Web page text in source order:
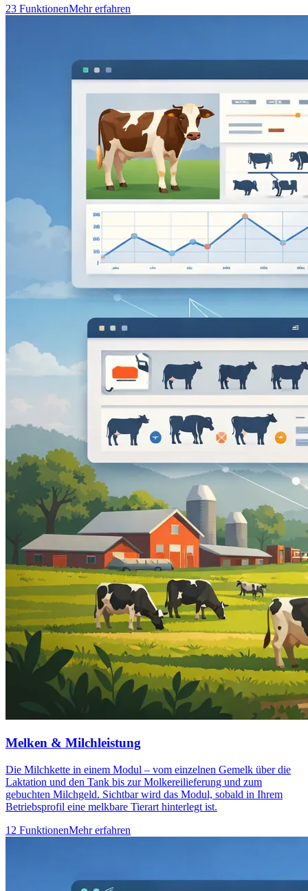
23 FunktionenMehr erfahren
Melken & Milchleistung
Die Milchkette in einem Modul – vom einzelnen Gemelk über die
Laktation und den Tank bis zur Molkereilieferung und zum
gebuchten Milchgeld. Sichtbar wird das Modul, sobald in Ihrem
Betriebsprofil eine melkbare Tierart hinterlegt ist.
12 FunktionenMehr erfahren